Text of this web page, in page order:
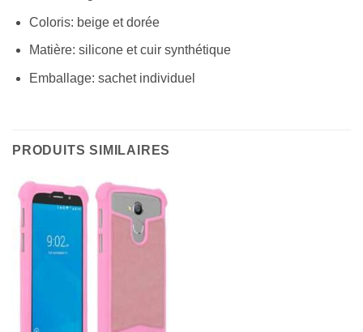
Coloris: beige et dorée
Matière: silicone et cuir synthétique
Emballage: sachet individuel
PRODUITS SIMILAIRES